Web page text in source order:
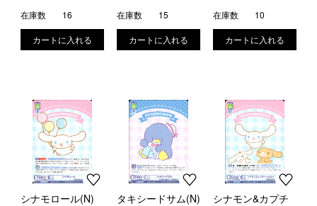
在庫数 16 在庫数 15 在庫数 10
シナモロール(N)
タキシードサム(N)
シナモン&カプチ